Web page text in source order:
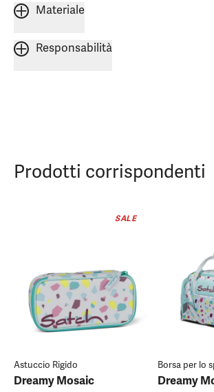
Materiale
Responsabilità
Prodotti corrispondenti
SALE
Astuccio Rigido
Dreamy Mosaic
Borsa per lo
Dreamy